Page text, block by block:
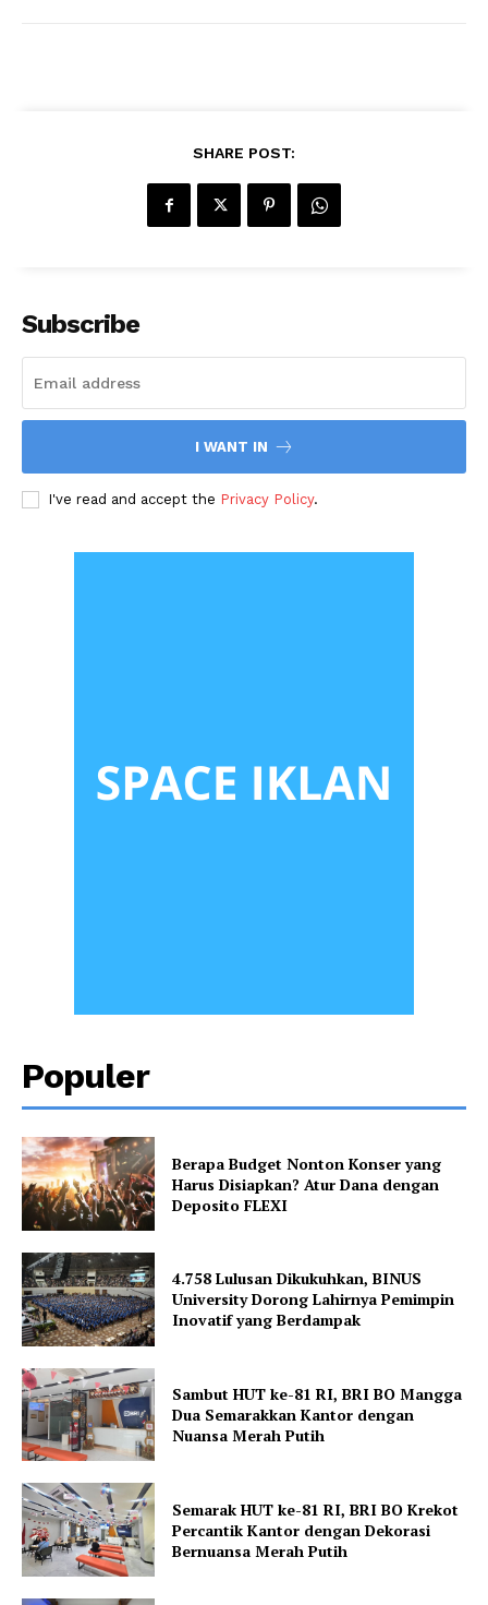
SHARE POST:
Subscribe
I WANT IN
I've read and accept the Privacy Policy.
Populer
Berapa Budget Nonton Konser yang
Harus Disiapkan? Atur Dana dengan
Deposito FLEXI
4.758 Lulusan Dikukuhkan, BINUS
University Dorong Lahirnya Pemimpin
Inovatif yang Berdampak
Sambut HUT ke-81 RI, BRI BO Mangga
Dua Semarakkan Kantor dengan
Nuansa Merah Putih
Semarak HUT ke-81 RI, BRI BO Krekot
Percantik Kantor dengan Dekorasi
Bernuansa Merah Putih